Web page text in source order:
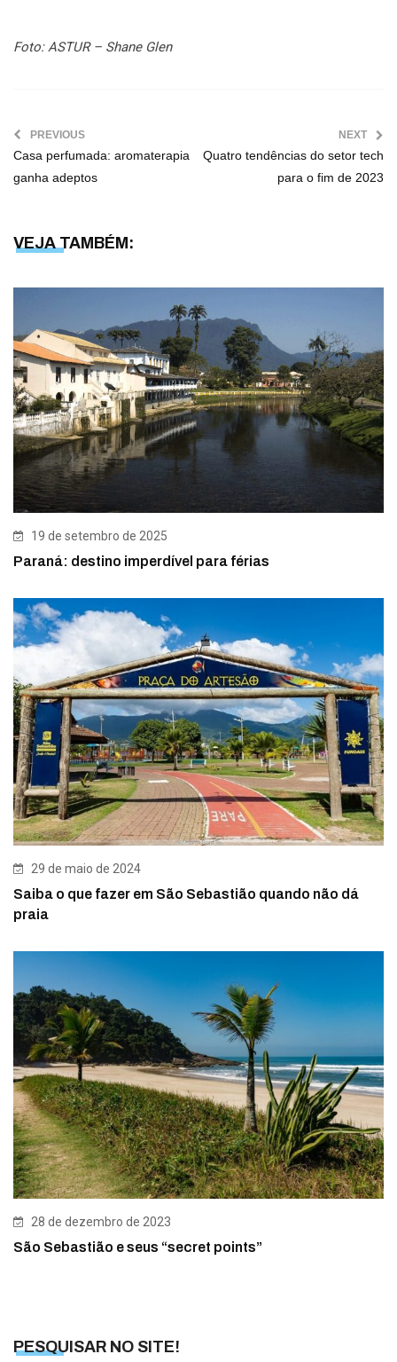
Foto: ASTUR – Shane Glen
PREVIOUS
Casa perfumada: aromaterapia
ganha adeptos
NEXT
Quatro tendências do setor tech
para o fim de 2023
VEJA TAMBÉM:
19 de setembro de 2025
Paraná: destino imperdível para férias
29 de maio de 2024
Saiba o que fazer em São Sebastião quando não dá
praia
28 de dezembro de 2023
São Sebastião e seus “secret points”
PESQUISAR NO SITE!